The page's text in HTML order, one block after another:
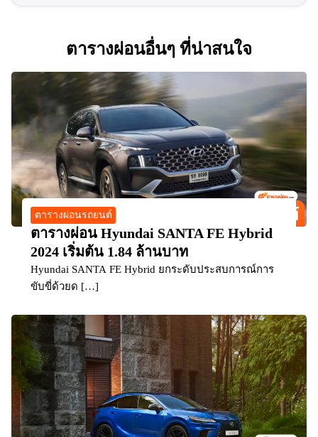
ตารางผ่อนอื่นๆ ที่น่าสนใจ
ตารางผ่อนรถยนต์
ตารางผ่อน Hyundai SANTA FE Hybrid
2024 เริ่มต้น 1.84 ล้านบาท
Hyundai SANTA FE Hybrid ยกระดับประสบการณ์การ
ขับขี่ด้วยด […]